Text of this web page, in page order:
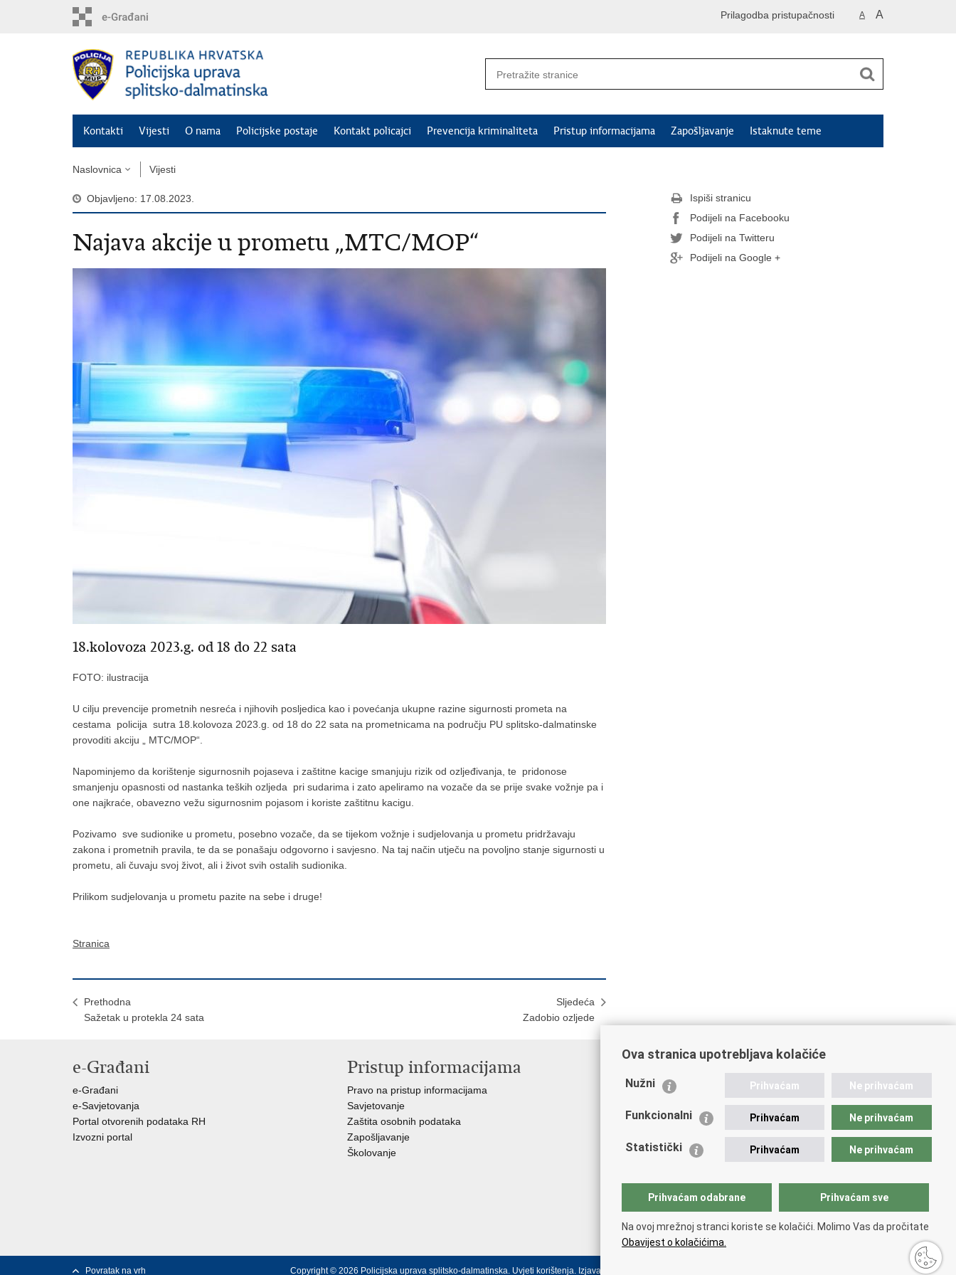
A A
Prilagodba pristupačnosti
Kontakti Vijesti O nama Policijske postaje Kontakt policajci Prevencija kriminaliteta Pristup informacijama Zapošljavanje Istaknute teme
Naslovnica Vijesti
Objavljeno: 17.08.2023.
Najava akcije u prometu „MTC/MOP“
18.kolovoza 2023.g. od 18 do 22 sata
FOTO: ilustracija
U cilju prevencije prometnih nesreća i njihovih posljedica kao i povećanja ukupne razine sigurnosti prometa na
cestama policija sutra 18.kolovoza 2023.g. od 18 do 22 sata na prometnicama na području PU splitsko-dalmatinske
provoditi akciju „ MTC/MOP“.
Napominjemo da korištenje sigurnosnih pojaseva i zaštitne kacige smanjuju rizik od ozljeđivanja, te pridonose
smanjenju opasnosti od nastanka teških ozljeda pri sudarima i zato apeliramo na vozače da se prije svake vožnje pa i
one najkraće, obavezno vežu sigurnosnim pojasom i koriste zaštitnu kacigu.
Pozivamo sve sudionike u prometu, posebno vozače, da se tijekom vožnje i sudjelovanja u prometu pridržavaju
zakona i prometnih pravila, te da se ponašaju odgovorno i savjesno. Na taj način utječu na povoljno stanje sigurnosti u
prometu, ali čuvaju svoj život, ali i život svih ostalih sudionika.
Prilikom sudjelovanja u prometu pazite na sebe i druge!
Stranica
Prethodna
Sažetak u protekla 24 sata
Sljedeća
Zadobio ozljede
Ispiši stranicu
Podijeli na Facebooku
Podijeli na Twitteru
Podijeli na Google +
e-Građani
e-Građani
e-Savjetovanja
Portal otvorenih podataka RH
Izvozni portal
Pristup informacijama
Pravo na pristup informacijama
Savjetovanje
Zaštita osobnih podataka
Zapošljavanje
Školovanje
Važne poveznice
Ministarstvo unutarnjih poslova
Udruge
Policijska akademija
Zaklada policijske solidarnosti
Centar za forenzična ispitivanja, istraživanja i vještačenja
"Ivan Vučetić"
Policijske uprave
Povratak na vrh Copyright © 2026 Policijska uprava splitsko-dalmatinska. Uvjeti korištenja. Izjava o pristupačnosti
Ova stranica upotrebljava kolačiće
Nužni Prihvaćam Ne prihvaćam
Funkcionalni Prihvaćam Ne prihvaćam
Statistički Prihvaćam Ne prihvaćam
Prihvaćam odabrane Prihvaćam sve
Na ovoj mrežnoj stranci koriste se kolačići. Molimo Vas da pročitate
Obavijest o kolačićima.